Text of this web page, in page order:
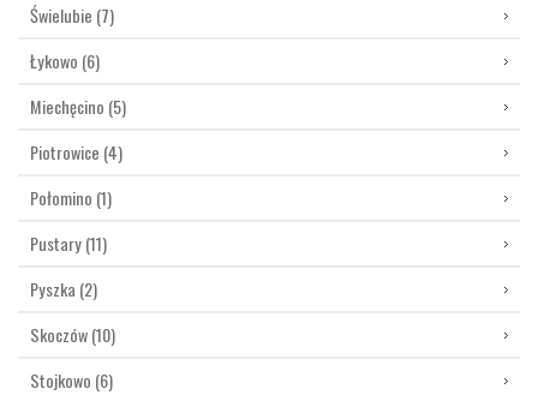
Świelubie (7)
Łykowo (6)
Miechęcino (5)
Piotrowice (4)
Połomino (1)
Pustary(11)
Pyszka (2)
Skoczów(10)
Stojkowo (6)